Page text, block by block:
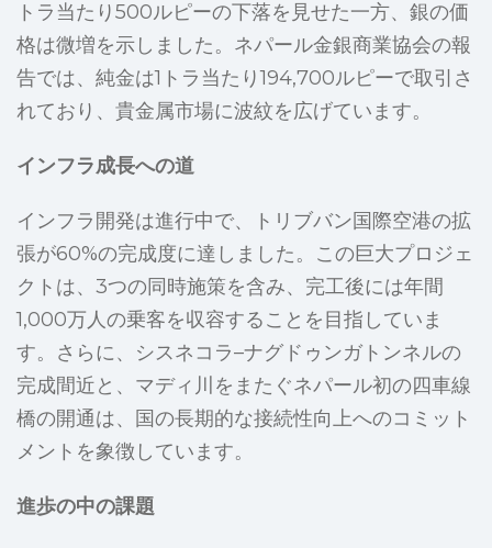
トラ当たり500ルピーの下落を見せた一方、銀の価
格は微増を示しました。ネパール金銀商業協会の報
告では、純金は1トラ当たり194,700ルピーで取引さ
れており、貴金属市場に波紋を広げています。
インフラ成長への道
インフラ開発は進行中で、トリブバン国際空港の拡
張が60%の完成度に達しました。この巨大プロジェ
クトは、3つの同時施策を含み、完工後には年間
1,000万人の乗客を収容することを目指していま
す。さらに、シスネコラ–ナグドゥンガトンネルの
完成間近と、マディ川をまたぐネパール初の四車線
橋の開通は、国の長期的な接続性向上へのコミット
メントを象徴しています。
進歩の中の課題